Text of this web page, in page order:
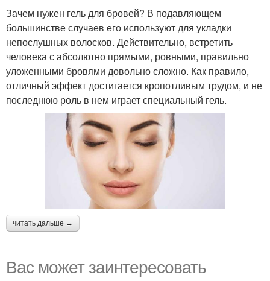
Зачем нужен гель для бровей? В подавляющем
большинстве случаев его используют для укладки
непослушных волосков. Действительно, встретить
человека с абсолютно прямыми, ровными, правильно
уложенными бровями довольно сложно. Как правило,
отличный эффект достигается кропотливым трудом, и не
последнюю роль в нем играет специальный гель.
читать дальше →
Вас может заинтересовать